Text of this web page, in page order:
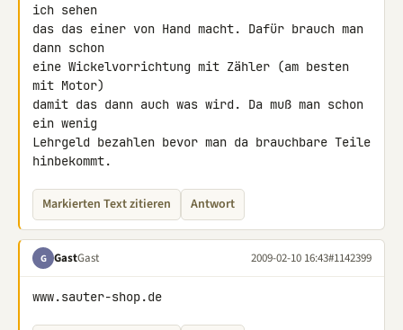
ich sehen
das das einer von Hand macht. Dafür brauch man
dann schon
eine Wickelvorrichtung mit Zähler (am besten
mit Motor)
damit das dann auch was wird. Da muß man schon
ein wenig
Lehrgeld bezahlen bevor man da brauchbare Teile
hinbekommt.
Markierten Text zitieren Antwort
G GastGast 2009-02-10 16:43#1142399
www.sauter-shop.de